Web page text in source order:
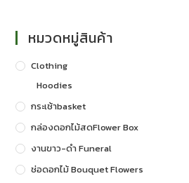
หมวดหมู่สินค้า
Clothing
Hoodies
กระเช้าbasket
กล่องดอกไม้สดFlower Box
งานขาว-ดำ Funeral
ช่อดอกไม้ Bouquet Flowers